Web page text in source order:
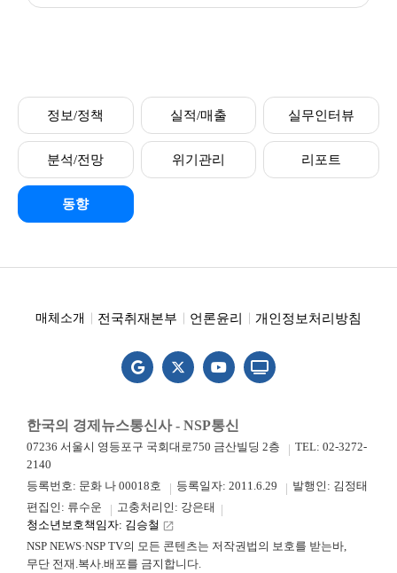
정보/정책 실적/매출 실무인터뷰
분석/전망 위기관리 리포트
동향
매체소개 전국취재본부 언론윤리 개인정보처리방침
한국의 경제뉴스통신사 - NSP통신
07236 서울시 영등포구 국회대로750 금산빌딩 2층
TEL: 02-3272-
2140
등록번호: 문화 나 00018호
등록일자: 2011.6.29
발행인: 김정태
편집인: 류수운
고충처리인: 강은태
청소년보호책임자: 김승철 launch
NSP NEWS·NSP TV의 모든 콘텐츠는 저작권법의 보호를 받는바,
무단 전재.복사.배포를 금지합니다.